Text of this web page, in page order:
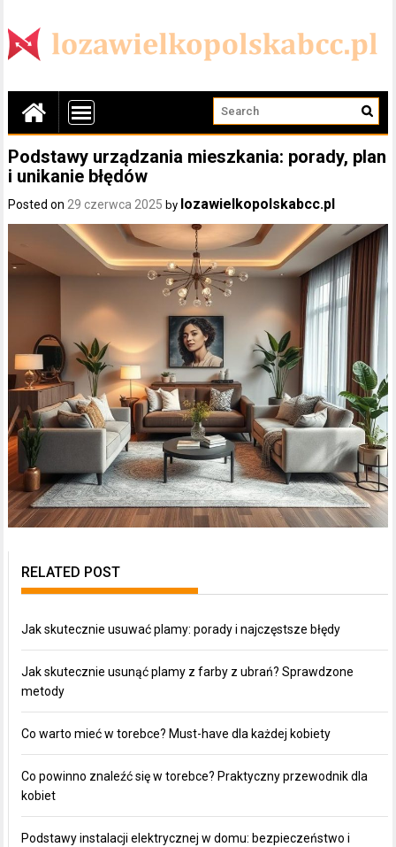
Podstawy urządzania mieszkania: porady, plan
i unikanie błędów
Posted on 29 czerwca 2025 by lozawielkopolskabcc.pl
RELATED POST
Jak skutecznie usuwać plamy: porady i najczęstsze błędy
Jak skutecznie usunąć plamy z farby z ubrań? Sprawdzone
metody
Co warto mieć w torebce? Must-have dla każdej kobiety
Co powinno znaleźć się w torebce? Praktyczny przewodnik dla
kobiet
Podstawy instalacji elektrycznej w domu: bezpieczeństwo i